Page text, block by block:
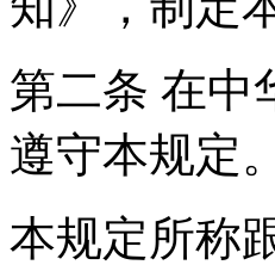
第二条 在中
遵守本规定。
本规定所称